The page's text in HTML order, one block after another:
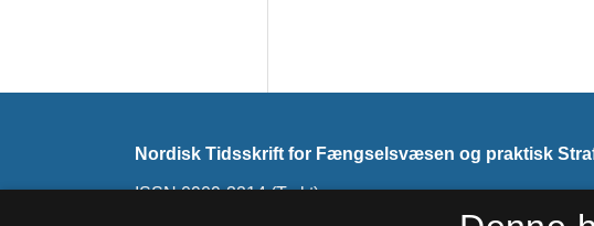
Nordisk Tidsskrift for Fængselsvæsen og praktisk
ISSN 0909-3214 (Trykt)